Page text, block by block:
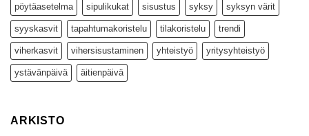
pöytäasetelma sipulikukat sisustus syksy syksyn värit
syyskasvit tapahtumakoristelu tilakoristelu trendi
viherkasvit vihersisustaminen yhteistyö yritysyhteistyö
ystävänpäivä äitienpäivä
ARKISTO